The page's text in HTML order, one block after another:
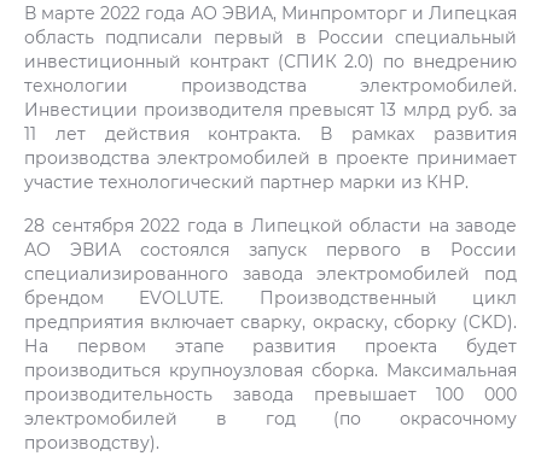
В марте 2022 года АО ЭВИА, Минпромторг и Липецкая
область подписали первый в России специальный
инвестиционный контракт (СПИК 2.0) по внедрению
технологии производства электромобилей.
Инвестиции производителя превысят 13 млрд руб. за
11 лет действия контракта. В рамках развития
производства электромобилей в проекте принимает
участие технологический партнер марки из КНР.
28 сентября 2022 года в Липецкой области на заводе
АО ЭВИА состоялся запуск первого в России
специализированного завода электромобилей под
брендом EVOLUTE. Производственный цикл
предприятия включает сварку, окраску, сборку (CKD).
На первом этапе развития проекта будет
производиться крупноузловая сборка. Максимальная
производительность завода превышает 100 000
электромобилей в год (по окрасочному
производству).